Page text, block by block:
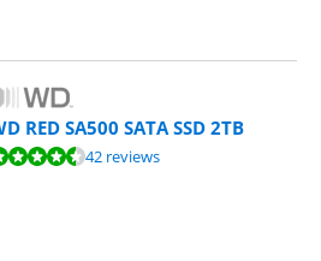
RED SA500 SATA SSD 2TB
gebaseerd op 42 reviews.
42 reviews